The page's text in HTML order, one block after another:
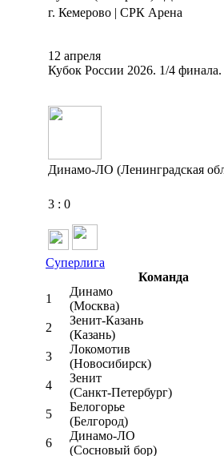
г. Кемерово | СРК Арена
12 апреля
Кубок России 2026. 1/4 финала.
Динамо-ЛО (Ленинградская
3 : 0
Суперлига
Команда
1
Динамо
(Москва)
2
Зенит-Казань
(Казань)
3
Локомотив
(Новосибирск)
4
Зенит
(Санкт-Петербург)
5
Белогорье
(Белгород)
6
Динамо-ЛО
(Сосновый бор)